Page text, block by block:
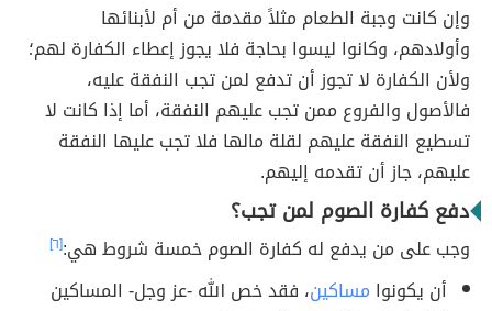
وإن كانت وجبة الطعام مثلاً مقدمة من أم لأبنائها
وأولادهم، وكانوا ليسوا بحاجة فلا يجوز إعطاء الكفارة لهم؛
ولأن الكفارة لا تجوز أن تدفع لمن تجب النفقة عليه،
فالأصول والفروع ممن تجب عليهم النفقة، أما إذا كانت لا
تسطيع النفقة عليهم لقلة مالها فلا تجب عليها النفقة
عليهم، جاز أن تقدمه إليهم.
دفع كفارة الصوم لمن تجب؟
وجب على من يدفع له كفارة الصوم خمسة شروط هي:[٦]
أن يكونوا مساكين، فقد خص الله -عز وجل- المساكين